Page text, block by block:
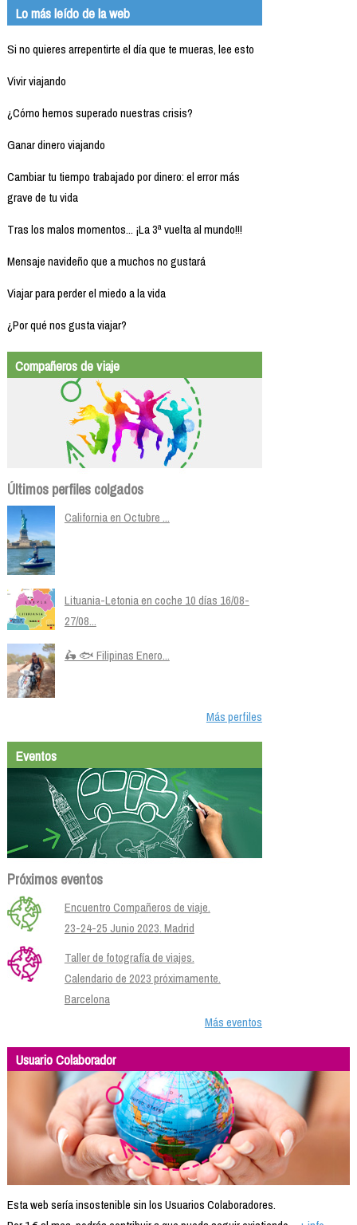
Lo más leído de la web
Si no quieres arrepentirte el día que te mueras, lee esto
Vivir viajando
¿Cómo hemos superado nuestras crisis?
Ganar dinero viajando
Cambiar tu tiempo trabajado por dinero: el error más
grave de tu vida
Tras los malos momentos... ¡La 3ª vuelta al mundo!!!
Mensaje navideño que a muchos no gustará
Viajar para perder el miedo a la vida
¿Por qué nos gusta viajar?
Compañeros de viaje
Últimos perfiles colgados
California en Octubre ...
Lituania-Letonia en coche 10 días 16/08-
27/08...
🛵 🐟 Filipinas Enero...
Más perfiles
Eventos
Próximos eventos
Encuentro Compañeros de viaje.
23-24-25 Junio 2023. Madrid
Taller de fotografía de viajes.
Calendario de 2023 próximamente.
Barcelona
Más eventos
Usuario Colaborador
Esta web sería insostenible sin los Usuarios Colaboradores.